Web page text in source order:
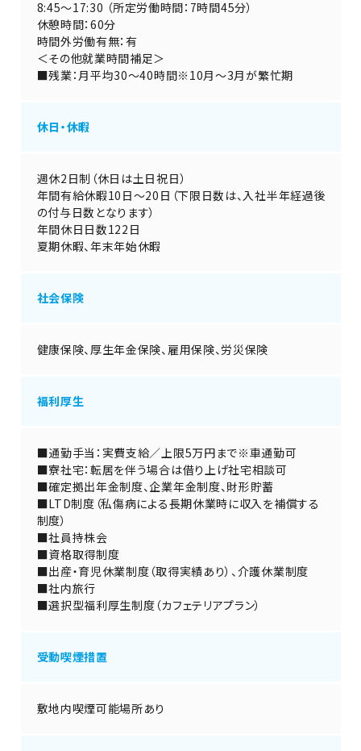
8:45～17:30 （所定労働時間：7時間45分）
休憩時間：60分
時間外労働有無：有
＜その他就業時間補足＞
■残業：月平均30～40時間※10月～3月が繁忙期
休日・休暇
週休2日制（休日は土日祝日）
年間有給休暇10日～20日（下限日数は、入社半年経過後
の付与日数となります）
年間休日日数122日
夏期休暇、年末年始休暇
社会保険
健康保険、厚生年金保険、雇用保険、労災保険
福利厚生
■通勤手当：実費支給／上限5万円まで※車通勤可
■寮社宅：転居を伴う場合は借り上げ社宅相談可
■確定拠出年金制度、企業年金制度、財形貯蓄
■LTD制度（私傷病による長期休業時に収入を補償する
制度）
■社員持株会
■資格取得制度
■出産・育児休業制度（取得実績あり）、介護休業制度
■社内旅行
■選択型福利厚生制度（カフェテリアプラン）
受動喫煙措置
敷地内喫煙可能場所あり